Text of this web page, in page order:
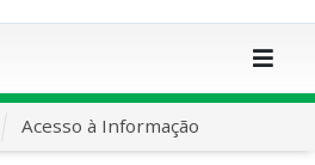
Acesso à Informação